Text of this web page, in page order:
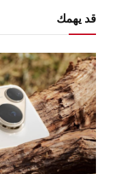
قد يهمك